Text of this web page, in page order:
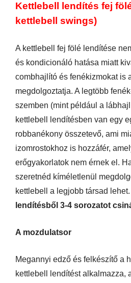
Kettlebell lendítés fej
kettlebell swings)
A kettlebell fej fölé lendítése
és kondicionáló hatása miatt
combhajlító és fenékizmokat is
megdolgoztatja. A legtöbb
szemben (mint például a
kettlebell lendítésben van egy
robbanékony összetevő, ami
izomrostokhoz is hozzáfér,
erőgyakorlatok nem érnek el.
szeretnéd kíméletlenül
kettlebell a legjobb társad lehet.
lendítésből 3-4 sorozatot
A mozdulatsor
Megannyi edző és felkészítő a
kettlebell lendítést alkalmazza,